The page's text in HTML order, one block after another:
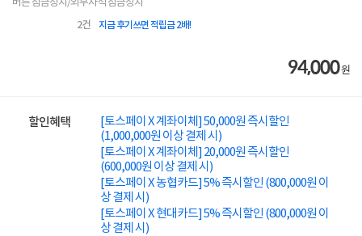
버튼 잠금장치/외부자석 잠금장치
2건 지금 후기쓰면 적립금 2배!
94,000원
할인혜택
[토스페이 X 계좌이체] 50,000원 즉시할인
(1,000,000원 이상 결제 시)
[토스페이 X 계좌이체] 20,000원 즉시할인
(600,000원 이상 결제 시)
[토스페이 X 농협카드] 5% 즉시할인 (800,000원 이
상 결제 시)
[토스페이 X 현대카드] 5% 즉시할인 (800,000원 이
상 결제 시)